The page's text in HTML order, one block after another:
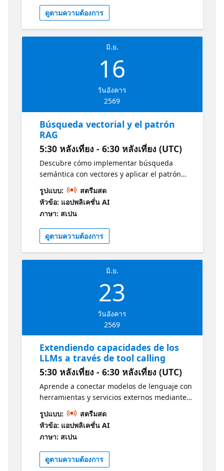
ดูตามความต้องการ
มิ.ย.
16
วันอังคาร
2569
Búsqueda vectorial y el patrón
RAG
5:30 หลังเที่ยง - 6:30 หลังเที่ยง (UTC)
Descubre cómo implementar búsqueda
semántica con vectores y aplicar el patrón
Retrieval-Augmented Generation (RAG) para
enriquecer las respuestas de los LLMs con
información relevante y actualizada.
รูปแบบ:
สตรีมสด
หัวข้อ: แอปพลิเคชั่น AI
ภาษา: สเปน
ดูตามความต้องการ
มิ.ย.
23
วันอังคาร
2569
Extendiendo capacidades de los
LLMs a través de tool calling
5:30 หลังเที่ยง - 6:30 หลังเที่ยง (UTC)
Aprende a conectar modelos de lenguaje con
herramientas y servicios externos mediante
tool calling, permitiendo ejecutar acciones,
consultar APIs y ampliar las capacidades de
tus aplicaciones.
รูปแบบ:
สตรีมสด
หัวข้อ: แอปพลิเคชั่น AI
ภาษา: สเปน
ดูตามความต้องการ